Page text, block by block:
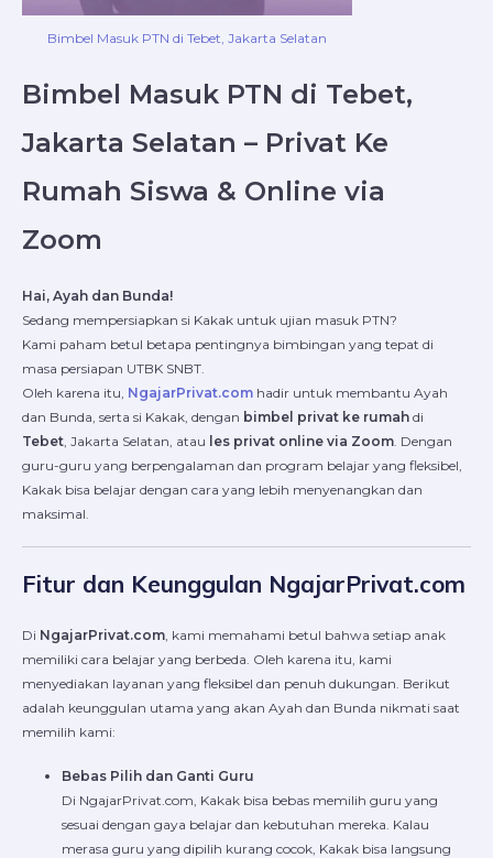
Bimbel Masuk PTN di Tebet, Jakarta Selatan
Bimbel Masuk PTN di Tebet,
Jakarta Selatan – Privat Ke
Rumah Siswa & Online via
Zoom
Hai, Ayah dan Bunda!
Sedang mempersiapkan si Kakak untuk ujian masuk PTN?
Kami paham betul betapa pentingnya bimbingan yang tepat di
masa persiapan UTBK SNBT.
Oleh karena itu, NgajarPrivat.com hadir untuk membantu Ayah
dan Bunda, serta si Kakak, dengan bimbel privat ke rumah di
Tebet , Jakarta Selatan, atau les privat online via Zoom . Dengan
guru-guru yang berpengalaman dan program belajar yang fleksibel,
Kakak bisa belajar dengan cara yang lebih menyenangkan dan
maksimal.
Fitur dan Keunggulan NgajarPrivat.com
Di NgajarPrivat.com , kami memahami betul bahwa setiap anak
memiliki cara belajar yang berbeda. Oleh karena itu, kami
menyediakan layanan yang fleksibel dan penuh dukungan. Berikut
adalah keunggulan utama yang akan Ayah dan Bunda nikmati saat
memilih kami:
Bebas Pilih dan Ganti Guru
Di NgajarPrivat.com, Kakak bisa bebas memilih guru yang
sesuai dengan gaya belajar dan kebutuhan mereka. Kalau
merasa guru yang dipilih kurang cocok, Kakak bisa langsung